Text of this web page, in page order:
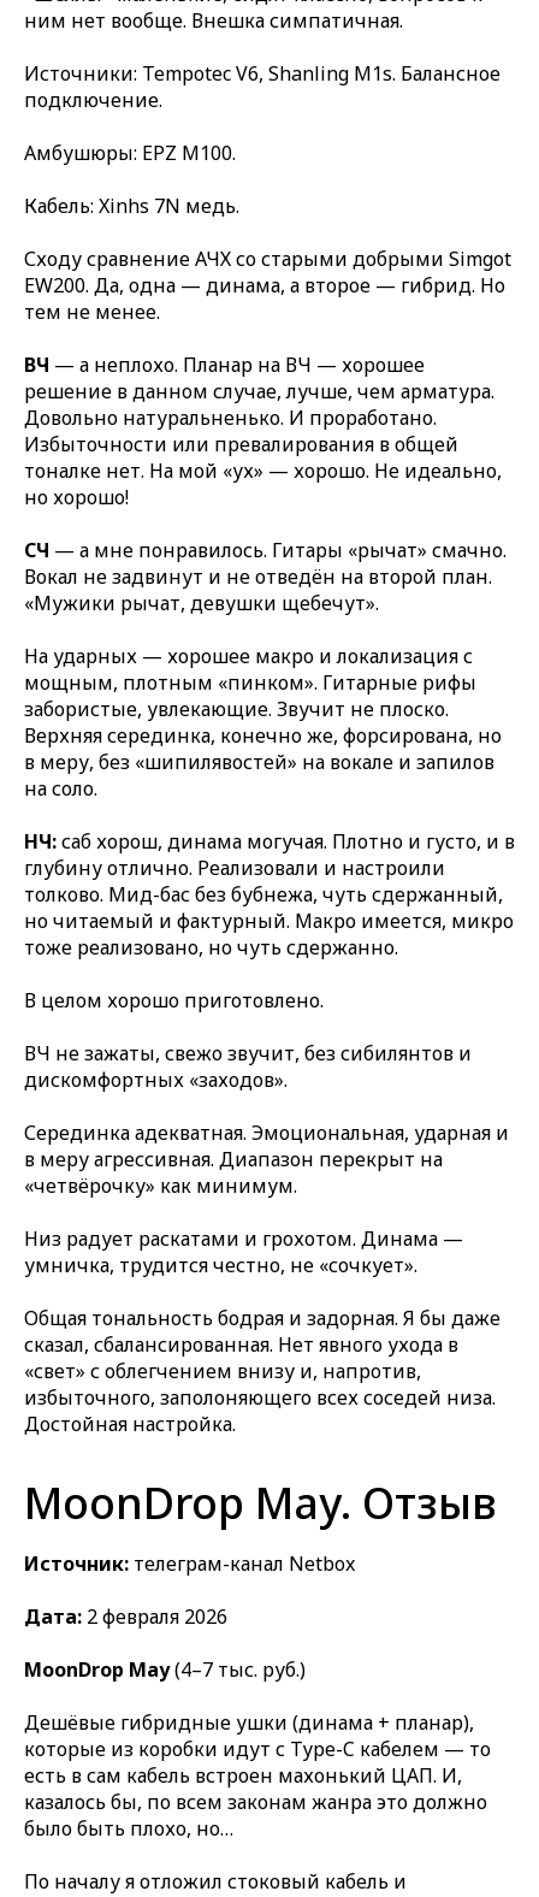
ним нет вообще. Внешка симпатичная.
Источники: Tempotec V6, Shanling M1s. Балансное
подключение.
Амбушюры: EPZ M100.
Кабель: Xinhs 7N медь.
Сходу сравнение АЧХ со старыми добрыми Simgot
EW200. Да, одна — динама, а второе — гибрид. Но
тем не менее.
ВЧ — а неплохо. Планар на ВЧ — хорошее
решение в данном случае, лучше, чем арматура.
Довольно натуральненько. И проработано.
Избыточности или превалирования в общей
тоналке нет. На мой «ух» — хорошо. Не идеально,
но хорошо!
СЧ — а мне понравилось. Гитары «рычат» смачно.
Вокал не задвинут и не отведён на второй план.
«Мужики рычат, девушки щебечут».
На ударных — хорошее макро и локализация с
мощным, плотным «пинком». Гитарные рифы
забористые, увлекающие. Звучит не плоско.
Верхняя серединка, конечно же, форсирована, но
в меру, без «шипилявостей» на вокале и запилов
на соло.
НЧ:саб хорош, динама могучая. Плотно и густо, и в
глубину отлично. Реализовали и настроили
толково. Мид-бас без бубнежа, чуть сдержанный,
но читаемый и фактурный. Макро имеется, микро
тоже реализовано, но чуть сдержанно.
В целом хорошо приготовлено.
ВЧ не зажаты, свежо звучит, без сибилянтов и
дискомфортных «заходов».
Серединка адекватная. Эмоциональная, ударная и
в меру агрессивная. Диапазон перекрыт на
«четвёрочку» как минимум.
Низ радует раскатами и грохотом. Динама —
умничка, трудится честно, не «сочкует».
Общая тональность бодрая и задорная. Я бы даже
сказал, сбалансированная. Нет явного ухода в
«свет» с облегчением внизу и, напротив,
избыточного, заполоняющего всех соседей низа.
Достойная настройка.
MoonDrop May. Отзыв
Источник: телеграм-канал Netbox
Дата: 2 февраля 2026
MoonDrop May(4–7 тыс. руб.)
Дешёвые гибридные ушки (динама + планар),
которые из коробки идут с Type-C кабелем — то
есть в сам кабель встроен махонький ЦАП. И,
казалось бы, по всем законам жанра это должно
было быть плохо, но…
По началу я отложил стоковый кабель и